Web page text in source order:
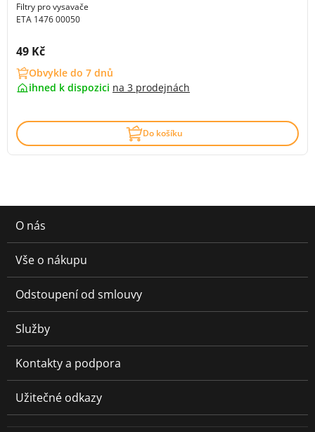
Filtry pro vysavače
ETA 1476 00050
Cena s DPH:
49 Kč
Obvykle do 7 dnů
ihned k dispozici na 3 prodejnách
Do košíku
O nás
Vše o nákupu
Odstoupení od smlouvy
Služby
Kontakty a podpora
Užitečné odkazy